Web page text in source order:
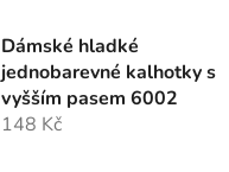
Dámské hladké
jednobarevné kalhotky s
vyšším pasem 6002
148 Kč